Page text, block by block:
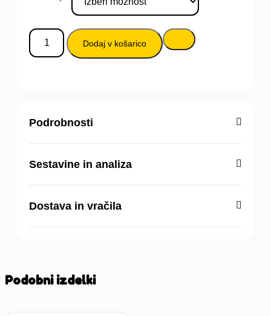
Dodaj v košarico
Podrobnosti
Sestavine in analiza
Dostava in vračila
Podobni izdelki